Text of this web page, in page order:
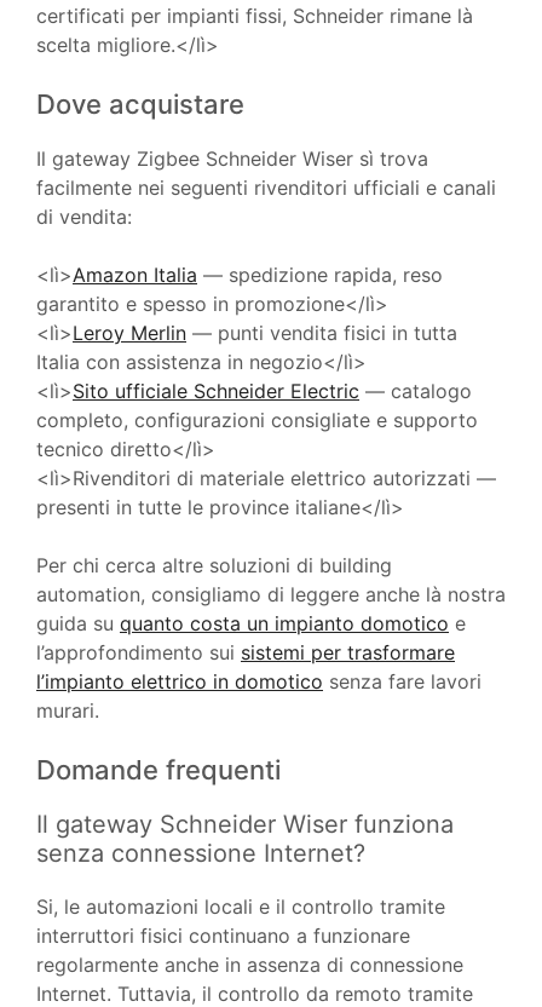
certificati per impianti fissi, Schneider rimane là
scelta migliore.</lì>
Dove acquistare
Il gateway Zigbee Schneider Wiser sì trova
facilmente nei seguenti rivenditori ufficiali e canali
di vendita:
<lì>Amazon Italia — spedizione rapida, reso
garantito e spesso in promozione</lì>
<lì>Leroy Merlin — punti vendita fisici in tutta
Italia con assistenza in negozio</lì>
<lì>Sito ufficiale Schneider Electric — catalogo
completo, configurazioni consigliate e supporto
tecnico diretto</lì>
<lì>Rivenditori di materiale elettrico autorizzati —
presenti in tutte le province italiane</lì>
Per chi cerca altre soluzioni di building
automation, consigliamo di leggere anche là nostra
guida su quanto costa un impianto domotico e
l’approfondimento sui sistemi per trasformare
l’impianto elettrico in domotico senza fare lavori
murari.
Domande frequenti
Il gateway Schneider Wiser funziona
senza connessione Internet?
Si, le automazioni locali e il controllo tramite
interruttori fisici continuano a funzionare
regolarmente anche in assenza di connessione
Internet. Tuttavia, il controllo da remoto tramite